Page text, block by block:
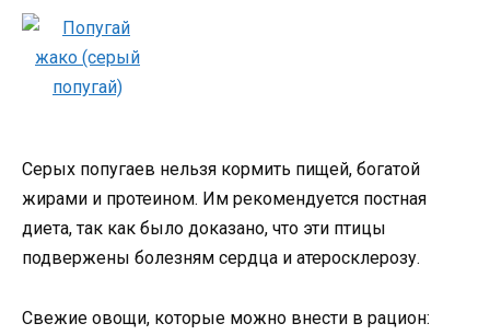
Серых попугаев нельзя кормить пищей, богатой
жирами и протеином. Им рекомендуется постная
диета, так как было доказано, что эти птицы
подвержены болезням сердца и атеросклерозу.
Свежие овощи, которые можно внести в рацион: